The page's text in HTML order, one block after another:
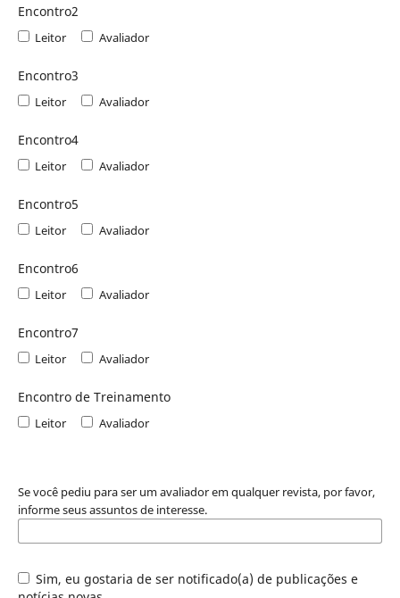
Encontro2
Leitor Avaliador
Encontro3
Leitor Avaliador
Encontro4
Leitor Avaliador
Encontro5
Leitor Avaliador
Encontro6
Leitor Avaliador
Encontro7
Leitor Avaliador
Encontro de Treinamento
Leitor Avaliador
Se você pediu para ser um avaliador em qualquer revista, por favor,
informe seus assuntos de interesse.
Sim, eu gostaria de ser notificado(a) de publicações e